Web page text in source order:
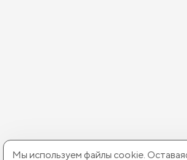
Мы используем файлы cookie.